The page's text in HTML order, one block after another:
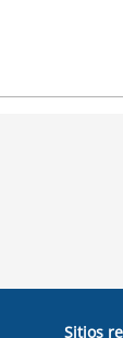
Sitios